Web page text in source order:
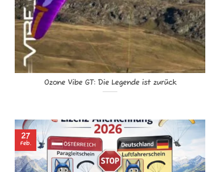
Ozone Vibe GT: Die Legende ist zurück
27
Feb.